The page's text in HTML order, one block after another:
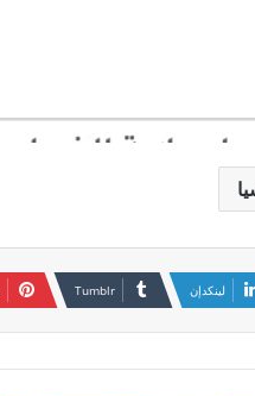
لينكدإن